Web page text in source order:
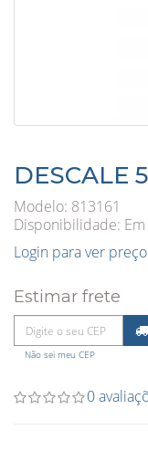
DESCALE
Modelo: 813161
Disponibilidade:
Login para ver preço
Estimar frete
Não sei meu CEP
0